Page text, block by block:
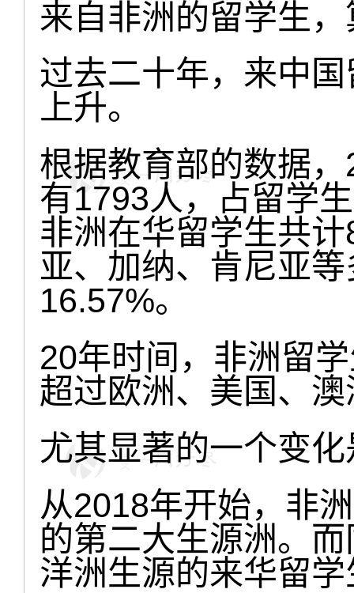
来自非洲的留学生
过去二十年，来中
上升。
根据教育部的数据
有1793人，占留学
非洲在华留学生共
亚、加纳、肯尼亚
16.57%。
20年时间，非洲留
超过欧洲、美国、
尤其显著的一个变
从2018年开始，非
的第二大生源洲。
洋洲生源的来华留